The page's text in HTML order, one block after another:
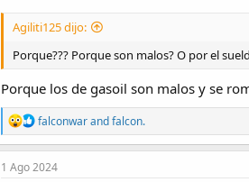
Agiliti125 dijo:
Porque??? Porque son malos? O por el
Porque los de gasoil son malos y se
R
e
a
c
falconwarandfalcon.
1 Ago 2024